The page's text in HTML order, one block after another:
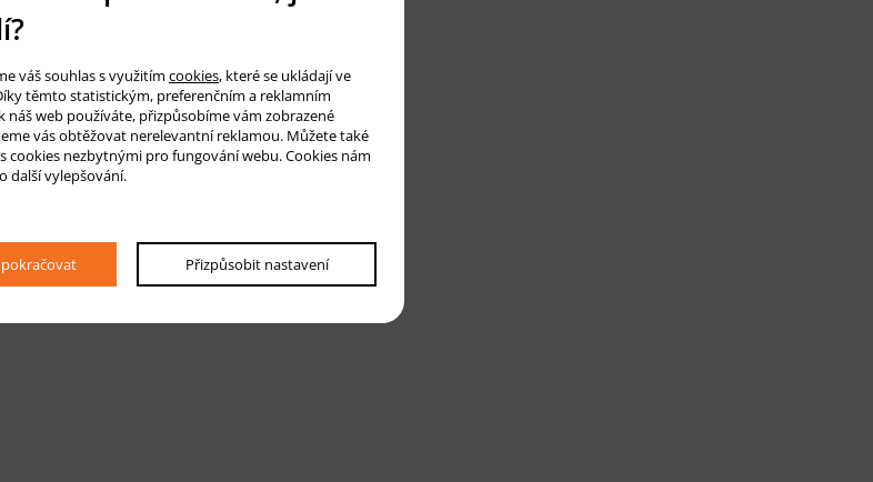
váš souhlas s využitím cookies, které se ukládají ve
těmto statistickým, preferenčním a reklamním
náš web používáte, přizpůsobíme vám zobrazené
vás obtěžovat nerelevantní reklamou. Můžete také
cookies nezbytnými pro fungování webu. Cookies nám
další vylepšování.
Přizpůsobit nastavení